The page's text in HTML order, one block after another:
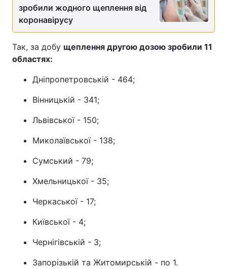
зробили жодного щеплення від
коронавірусу
Так, за добу щеплення другою дозою зробили 11
областях:
Дніпропетровській - 464;
Вінницькій - 341;
Львівської - 150;
Миколаївської - 138;
Сумський - 79;
Хмельницької - 35;
Черкаської - 17;
Київської - 4;
Чернігівській - 3;
Запорізькій та Житомирській - по 1.